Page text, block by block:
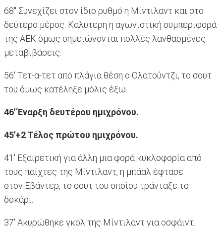
68'' Συνεχίζει στον ίδιο ρυθμό η Μίντιλαντ και στο
δεύτερο μέρος. Καλύτερη η αγωνιστική συμπεριφορά
της ΑΕΚ όμως σημειώνονται πολλές λανθασμένες
μεταβιβάσεις.
56' Τετ-α-τετ από πλάγια θέση ο Ολατούντζι, το σουτ
του όμως κατέληξε μόλις έξω.
46' Έναρξη δευτέρου ημιχρόνου.
45'+2 Tέλος πρώτου ημιχρόνου.
41' Εξαιρετική για άλλη μια φορά κυκλοφορία από
τους παίχτες της Μίντιλαντ, η μπάαλ έφτασε
στον Εβάντερ, το σουτ του οποίου τράνταξε το
δοκάρι.
37' Ακυρώθηκε γκολ της Μίντιλαντ για οσφάιντ.